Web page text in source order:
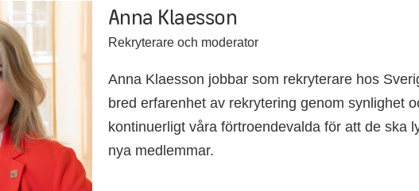
Anna Klaesson
Rekryterare och moderator
Anna Klaesson jobbar som rekryterare hos
bred erfarenhet av rekrytering genom synlighet
kontinuerligt våra förtroendevalda för att de ska
nya medlemmar.